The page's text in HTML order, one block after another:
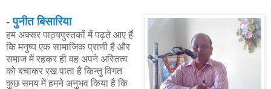
-पुनीत बिसारिया
हम अक्सर पाठ्यपुस्तकों में पढ़ते आए हैं
कि मनुष्य एक सामाजिक प्राणी है और
समाज में रहकर ही वह अपने अस्तित्व
को बचाकर रख पाता है किन्तु विगत
कुछ समय में हमने अनुभव किया है कि